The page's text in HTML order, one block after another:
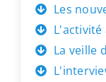
Les
La veille